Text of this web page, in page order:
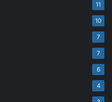
11
10
7
7
6
4